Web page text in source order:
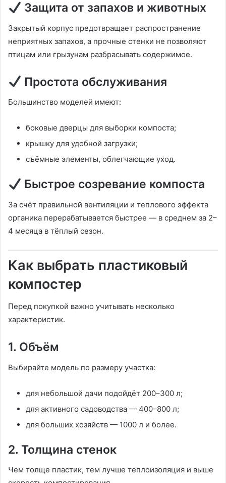
Защита от запахов и животных
Закрытый корпус предотвращает распространение
неприятных запахов, а прочные стенки не позволяют
птицам или грызунам разбрасывать содержимое.
Простота обслуживания
Большинство моделей имеют:
боковые дверцы для выборки компоста;
крышку для удобной загрузки;
съёмные элементы, облегчающие уход.
Быстрое созревание компоста
За счёт правильной вентиляции и теплового эффекта
органика перерабатывается быстрее — в среднем за 2–
4 месяца в тёплый сезон.
Как выбрать пластиковый
компостер
Перед покупкой важно учитывать несколько
характеристик.
1. Объём
Выбирайте модель по размеру участка:
для небольшой дачи подойдёт 200–300 л;
для активного садоводства — 400–800 л;
для больших хозяйств — 1000 л и более.
2. Толщина стенок
Чем толще пластик, тем лучше теплоизоляция и выше